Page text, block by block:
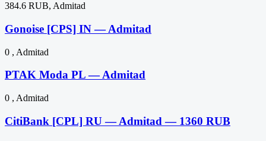
384.6 RUB, Admitad
Gonoise [CPS] IN — Admitad
0 , Admitad
PTAK Moda PL — Admitad
0 , Admitad
CitiBank [CPL] RU — Admitad — 1360 RUB